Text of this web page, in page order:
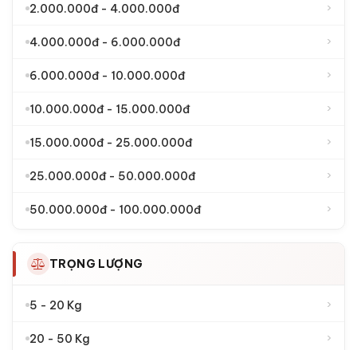
2.000.000đ - 4.000.000đ ›
4.000.000đ - 6.000.000đ ›
6.000.000đ - 10.000.000đ ›
10.000.000đ - 15.000.000đ ›
15.000.000đ - 25.000.000đ ›
25.000.000đ - 50.000.000đ ›
50.000.000đ - 100.000.000đ ›
TRỌNG LƯỢNG
5 - 20 Kg ›
20 - 50 Kg ›